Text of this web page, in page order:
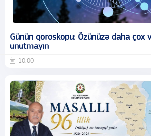
Günün qoroskopu: Özünüzə daha çox
unutmayın
10:00